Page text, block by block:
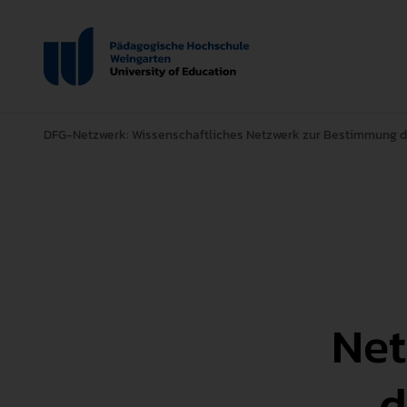
DFG-Netzwerk: Wissenschaftliches Netzwerk zur